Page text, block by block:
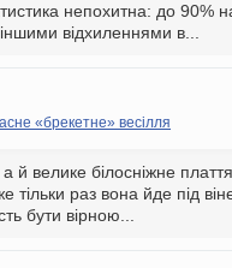
непохитна: до 90%
відхиленнями в...
«брекетне» весілля
й велике білосніжне
тільки раз вона йде під
бути вірною...